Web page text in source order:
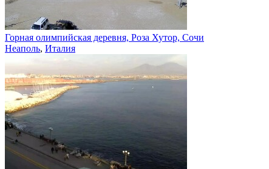
Горная олимпийская деревня, Роза Хутор, Сочи
Неаполь, Италия